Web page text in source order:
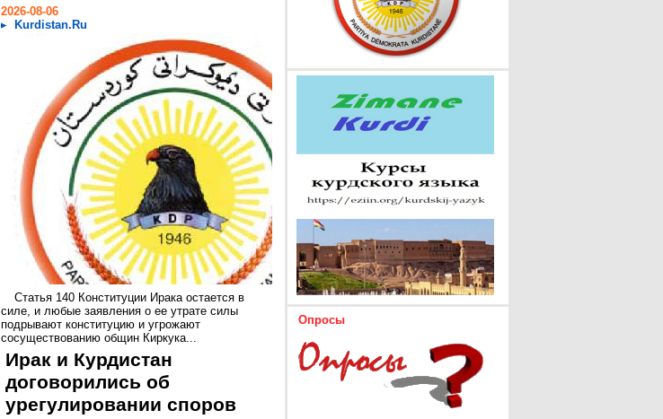
2026-08-06
Kurdistan.Ru
Статья 140 Конституции Ирака остается в
силе, и любые заявления о ее утрате силы
подрывают конституцию и угрожают
сосуществованию общин Киркука...
Ирак и Курдистан
договорились об
урегулировании споров
Опросы